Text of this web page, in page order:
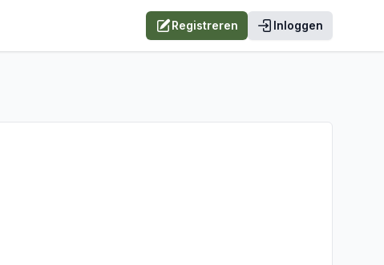
Registreren Inloggen